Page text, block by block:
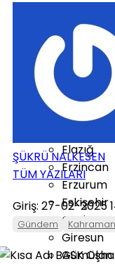
Çanakkale
Çankırı
Denizli
Diyarbakır
Düzce
Elazığ
Erzincan
Erzurum
Eskişehir
Giresun
ŞÜKRÜ NALKESEN
TÜM YAZILARI
Giriş: 27-02-2025
Gündem